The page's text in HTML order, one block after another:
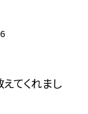
てくれまし